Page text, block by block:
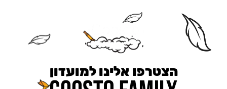
הצטרפו אלינו למועדון